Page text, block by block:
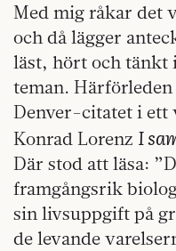
Med mig råkar det
och då lägger
läst, hört och tänkt
teman.
Denver-citatet i ett
Konrad Lorenz I
Där stod att läsa:
framgångsrik
sin livsuppgift på
de levande